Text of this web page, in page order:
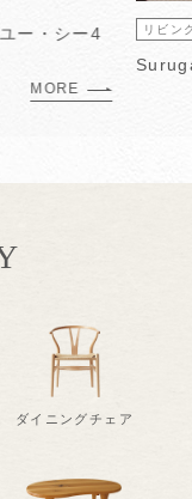
ー・シー4
MORE
リビン
ダイニングチェア